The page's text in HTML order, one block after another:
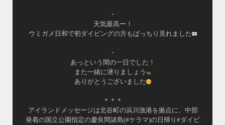
・
天気最高ー！
ウミガメ日和で初ダイビングの方もばっちり見れました
・
あっという間の一日でした！
また一緒に潜りましょう
ありがとうございました
＊＊＊
アイランドメッセージは北谷町の浜川漁港を拠点に、中部
発着の国立公園指定の慶良間諸島(#ケラマ)の日帰り#ダイビ